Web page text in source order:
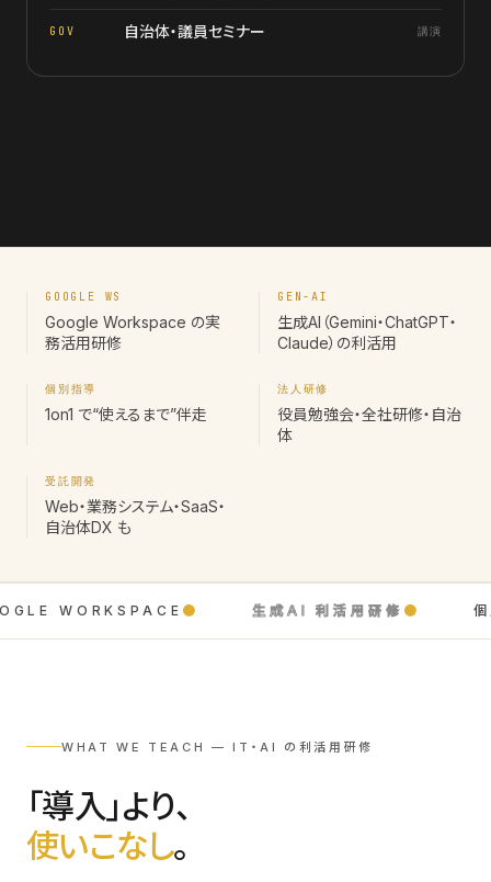
GOV 自治体・議員セミナー 講演
GOOGLE WS
Google Workspace の実
務活用研修
GEN-AI
生成AI（Gemini・ChatGPT・
Claude）の利活用
個別指導
1on1 で“使えるまで”伴走
法人研修
役員勉強会・全社研修・自治
体
受託開発
Web・業務システム・SaaS・
自治体DX も
WORKSPACE● 生成AI 利活用研修●
WHAT WE TEACH — IT・AI の利活用研修
「導入」より、
使いこなし。